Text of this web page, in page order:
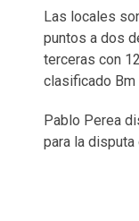
Las locales
puntos a dos
terceras con
clasificado Bm
Pablo Perea
para la disputa